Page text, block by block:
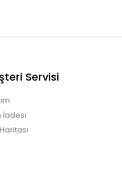
Servisi
İadesi